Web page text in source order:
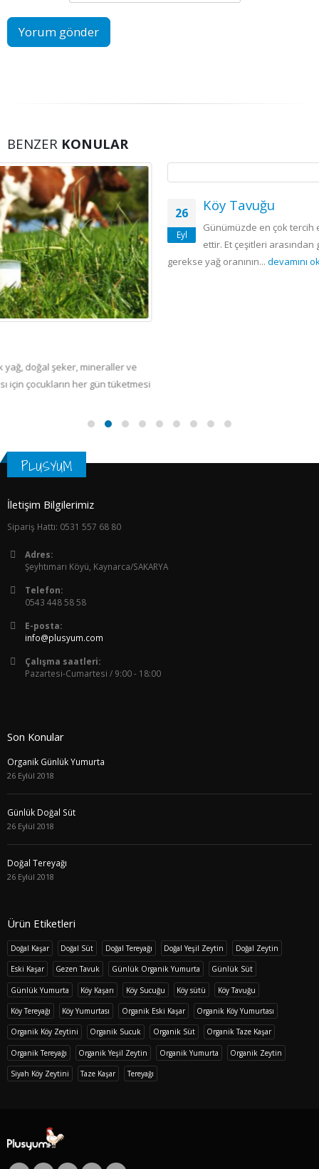
BENZER KONULAR
ve
26
Eyl
Köy Tavuğu
Günümüzde en çok tercih edilen protein
ettir. Et çeşitleri arasından gerek daha ekonomik
gerekse yağ oranının...
devamını oku
PLUSYUM
İletişim Bilgilerimiz
Sipariş Hattı: 0531 557 68 80
Adres:
Şeyhtımarı Köyü, Kaynarca/SAKARYA
Telefon:
0543 448 58 58
E-posta:
info@plusyum.com
Çalışma saatleri:
Pazartesi-Cumartesi / 9:00 - 18:00
Son Konular
Organik Günlük Yumurta
26 Eylül 2018
Günlük Doğal Süt
26 Eylül 2018
Doğal Tereyağı
26 Eylül 2018
Ürün Etiketleri
Doğal Kaşar Doğal Süt Doğal Tereyağı Doğal Yeşil Zeytin Doğal Zeytin
Eski Kaşar Gezen Tavuk Günlük Organik Yumurta Günlük Süt
Günlük Yumurta Köy Kaşarı Köy Sucuğu Köy sütü Köy Tavuğu
Köy Tereyağı Köy Yumurtası Organik Eski Kaşar Organik Köy Yumurtası
Organik Köy Zeytini Organik Sucuk Organik Süt Organik Taze Kaşar
Organik Tereyağı Organik Yeşil Zeytin Organik Yumurta Organik Zeytin
Siyah Köy Zeytini Taze Kaşar Tereyağı